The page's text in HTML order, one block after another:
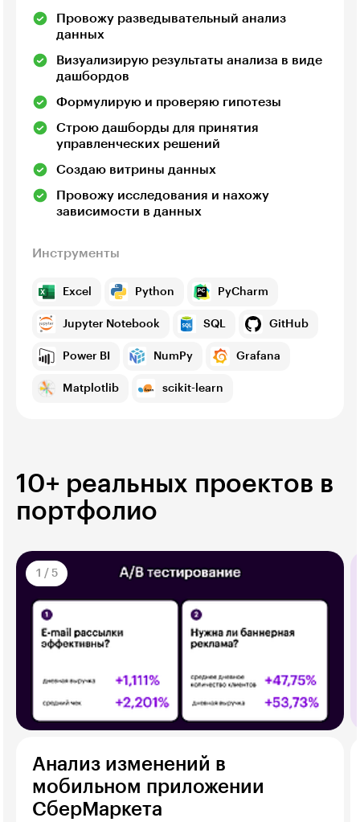
Провожу разведывательный анализ
данных
Визуализирую результаты анализа в виде
дашбордов
Формулирую и проверяю гипотезы
Строю дашборды для принятия
управленческих решений
Создаю витрины данных
Провожу исследования и нахожу
зависимости в данных
Инструменты
Excel Python PyCharm
Jupyter Notebook SQL GitHub
Power BI NumPy Grafana
Matplotlib scikit-learn
10+ реальных проектов в
портфолио
1 / 5
Анализ изменений в
мобильном приложении
СберМаркета